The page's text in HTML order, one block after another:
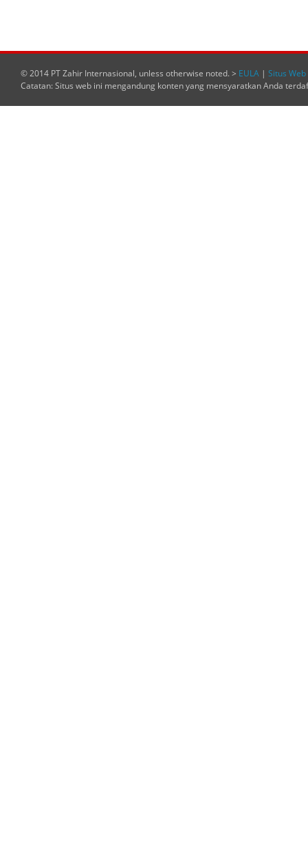
© 2014 PT Zahir Internasional, unless otherwise noted. > EULA | Situs
Catatan: Situs web ini mengandung konten yang mensyaratkan Anda